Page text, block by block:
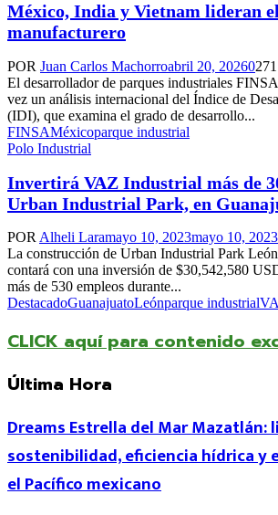
México, India y Vietnam lideran
manufacturero
POR Juan Carlos Machorroabril 20, 20260271
El desarrollador de parques industriales
vez un análisis internacional del Índice de
(IDI), que examina el grado de desarrollo...
FINSAMéxicoparque industrial
Polo Industrial
Invertirá VAZ Industrial más de
Urban Industrial Park, en
POR Alheli Laramayo 10, 2023mayo 10, 2023
La construcción de Urban Industrial Park
contará con una inversión de $30,542,580
más de 530 empleos durante...
DestacadoGuanajuatoLeónparque industrial
CLICK aquí para contenido
Última Hora
Dreams Estrella del Mar Mazatlán:
sostenibilidad, eficiencia hídrica y
el Pacífico mexicano